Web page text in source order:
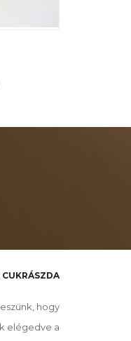
hogy
elégedve a